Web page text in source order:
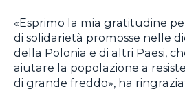
«Esprimo la mia gratitudine
di solidarietà promosse nelle
della Polonia e di altri Paesi,
aiutare la popolazione a
di grande freddo», ha